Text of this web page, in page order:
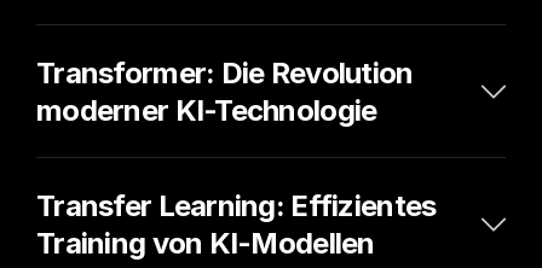
Transformer: Die Revolution
moderner KI-Technologie
Transfer Learning: Effizientes
Training von KI-Modellen